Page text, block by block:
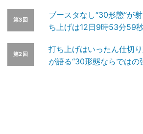
第3回
ブースタなし“30形態”が
ち上げは12日9時53分59
第2回
打ち上げはいったん仕切
が語る“30形態ならではの